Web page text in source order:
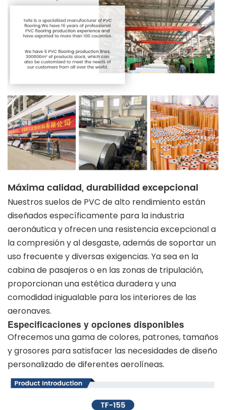
Máxima calidad, durabilidad excepcional
Nuestros suelos de PVC de alto rendimiento están
diseñados específicamente para la industria
aeronáutica y ofrecen una resistencia excepcional a
la compresión y al desgaste, además de soportar un
uso frecuente y diversas exigencias. Ya sea en la
cabina de pasajeros o en las zonas de tripulación,
proporcionan una estética duradera y una
comodidad inigualable para los interiores de las
aeronaves.
Especificaciones y opciones disponibles
Ofrecemos una gama de colores, patrones, tamaños
y grosores para satisfacer las necesidades de diseño
personalizado de diferentes aerolíneas.